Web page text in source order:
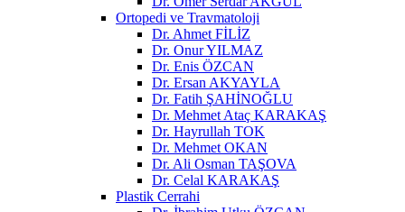
Ortopedi ve Travmatoloji
Dr. Ahmet FİLİZ
Dr. Onur YILMAZ
Dr. Enis ÖZCAN
Dr. Ersan AKYAYLA
Dr. Fatih ŞAHİNOĞLU
Dr. Mehmet Ataç KARAKAŞ
Dr. Hayrullah TOK
Dr. Mehmet OKAN
Dr. Ali Osman TAŞOVA
Dr. Celal KARAKAŞ
Plastik Cerrahi